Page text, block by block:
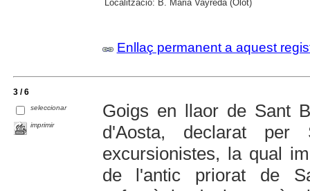
Localització: B. Marià Vayreda (Olot)
Enllaç permanent a aquest
3 / 6
seleccionar
imprimir
Goigs en llaor de Sant
d'Aosta, declarat
excursionistes, la qual
de l'antic priorat de